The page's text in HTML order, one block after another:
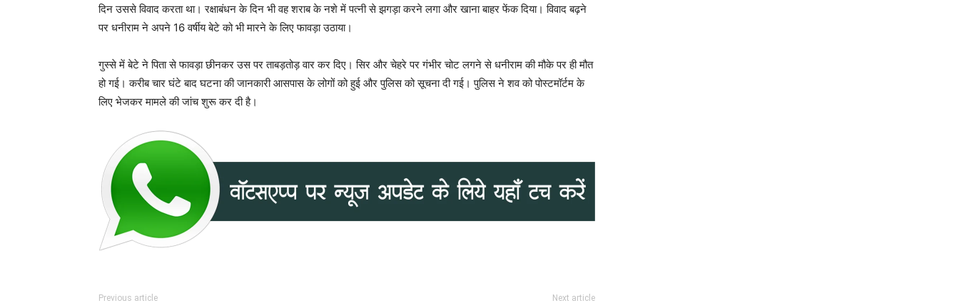
दिन उससे विवाद करता था। रक्षाबंधन के दिन भी वह शराब के नशे में पत्नी से झगड़ा करने लगा और खाना बाहर फेंक दिया। विवाद बढ़ने
पर धनीराम ने अपने 16 वर्षीय बेटे को भी मारने के लिए फावड़ा उठाया।
गुस्से में बेटे ने पिता से फावड़ा छीनकर उस पर ताबड़तोड़ वार कर दिए। सिर और चेहरे पर गंभीर चोट लगने से धनीराम की मौके पर ही मौत
हो गई। करीब चार घंटे बाद घटना की जानकारी आसपास के लोगों को हुई और पुलिस को सूचना दी गई। पुलिस ने शव को पोस्टमॉर्टम के
लिए भेजकर मामले की जांच शुरू कर दी है।
Previous article Next article